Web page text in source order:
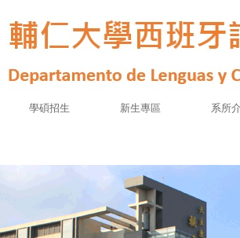
學碩招生 新生專區 系所